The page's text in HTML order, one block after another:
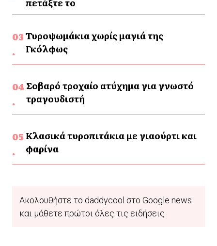
πετάξτε το
Τυροψωμάκια χωρίς μαγιά της
Γκόλφως
Σοβαρό τροχαίο ατύχημα για γνωστό
τραγουδιστή
Κλασικά τυροπιτάκια με γιαούρτι και
φαρίνα
Ακολουθήστε το daddycool στο Google news
και μάθετε πρώτοι όλες τις ειδήσεις